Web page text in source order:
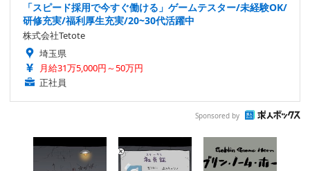
「スピード採用で今すぐ働ける」ゲームテスター/未経験OK/
研修充実/福利厚生充実/20~30代活躍中
株式会社Tetote
埼玉県
月給31万5,000円～50万円
正社員
Sponsored by